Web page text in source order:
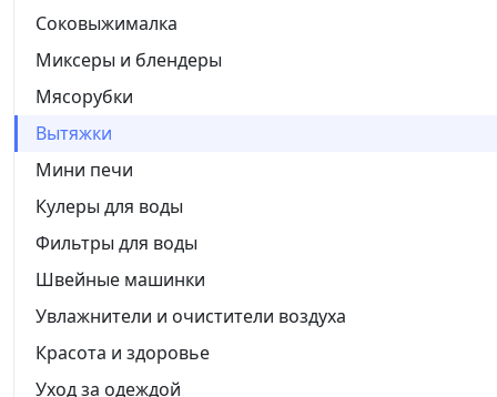
Соковыжималка
Миксеры и блендеры
Мясорубки
Вытяжки
Мини печи
Кулеры для воды
Фильтры для воды
Швейные машинки
Увлажнители и очистители воздуха
Красота и здоровье
Уход за одеждой